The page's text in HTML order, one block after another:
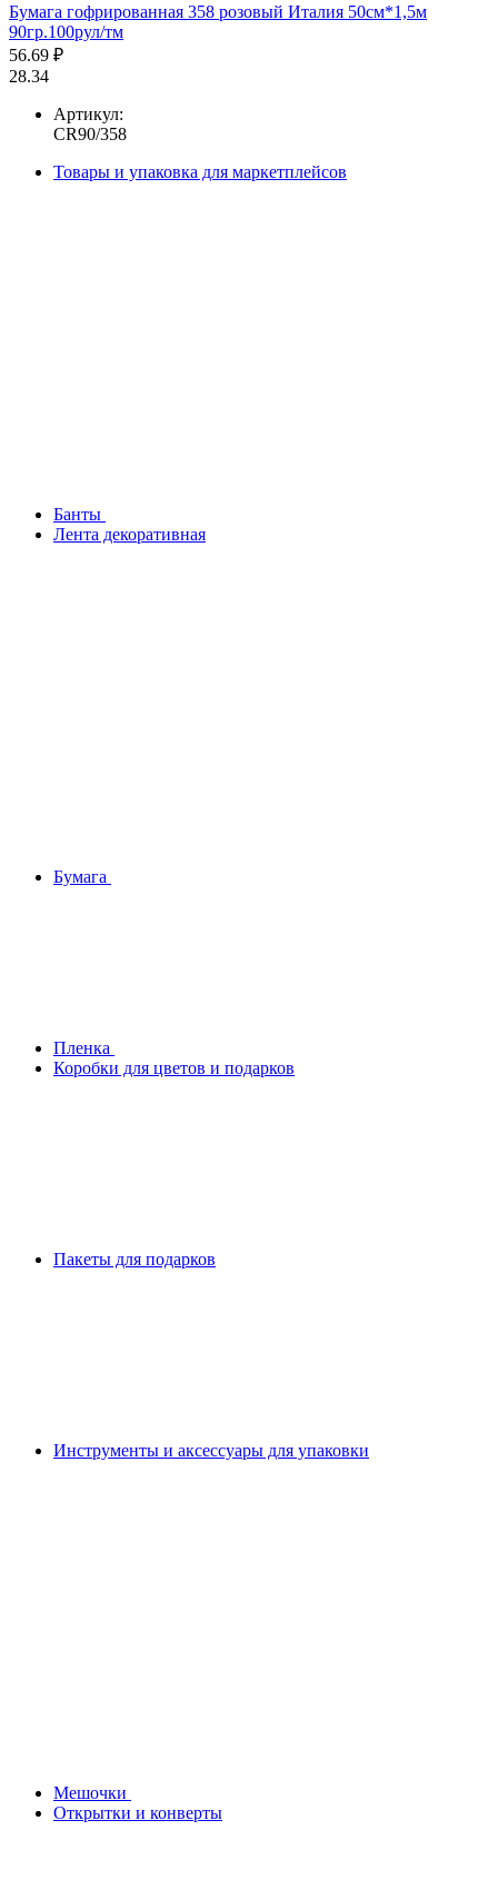
Бумага гофрированная 358 розовый Италия 50см*1,5м
90гр.100рул/тм
56.69 ₽
28.34
Артикул:
CR90/358
Товары и упаковка для маркетплейсов
Банты
Лента декоративная
Бумага
Плeнка
Коробки для цветов и подарков
Пакеты для подарков
Инструменты и аксессуары для упаковки
Мешочки
Открытки и конверты